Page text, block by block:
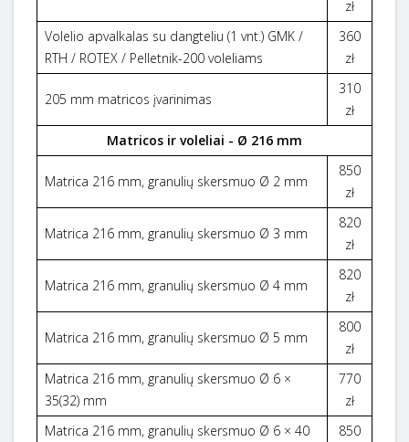
zł
Volelio apvalkalas su dangteliu (1 vnt.) GMK /
RTH / ROTEX / Pelletnik-200 voleliams
360
zł
205 mm matricos įvarinimas
310
zł
Matricos ir voleliai - Ø 216 mm
Matrica 216 mm, granulių skersmuo Ø 2 mm
850
zł
Matrica 216 mm, granulių skersmuo Ø 3 mm
820
zł
Matrica 216 mm, granulių skersmuo Ø 4 mm
820
zł
Matrica 216 mm, granulių skersmuo Ø 5 mm
800
zł
Matrica 216 mm, granulių skersmuo Ø 6 ×
35(32) mm
770
zł
Matrica 216 mm, granulių skersmuo Ø 6 × 40
850